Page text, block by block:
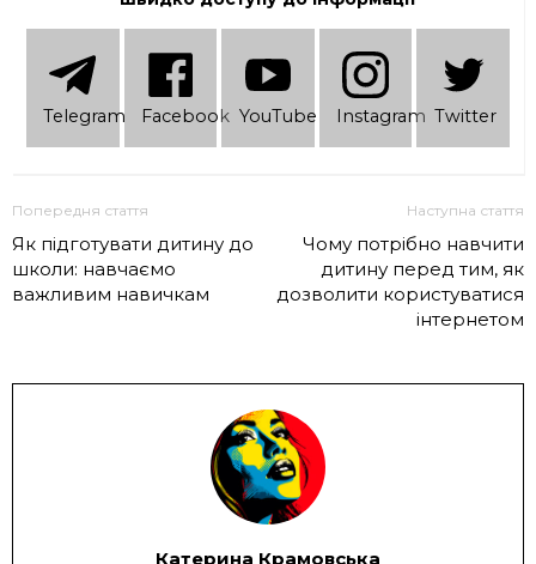
Telеgram Facebook YouTube Instagram Twitter
Попередня стаття
Як підготувати дитину до
школи: навчаємо
важливим навичкам
Наступна стаття
Чому потрібно навчити
дитину перед тим, як
дозволити користуватися
інтернетом
Катерина Крамовська